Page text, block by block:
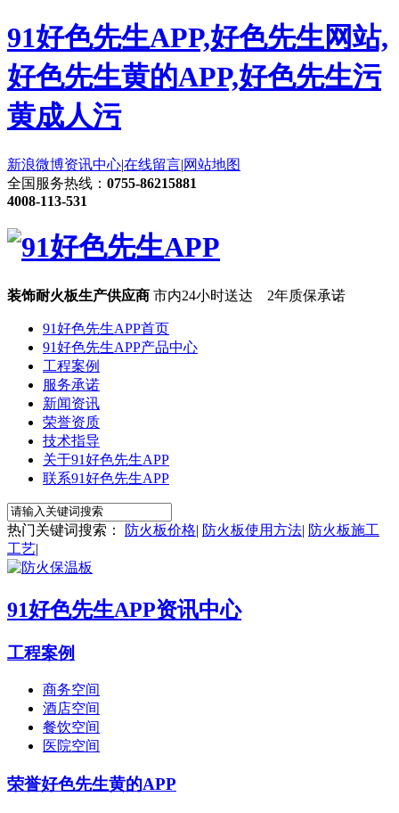
91好色先生APP,好色先生网站,
好色先生黄的APP,好色先生污
黄成人污
新浪微博资讯中心|在线留言|网站地图
全国服务热线： 0755-86215881
4008-113-531
装饰耐火板生产供应商 市内24小时送达 2年质保承诺
91好色先生APP首页
91好色先生APP产品中心
工程案例
服务承诺
新闻资讯
荣誉资质
技术指导
关于91好色先生APP
联系91好色先生APP
热门关键词搜索： 防火板价格| 防火板使用方法| 防火板施工
工艺|
91好色先生APP资讯中心
工程案例
商务空间
酒店空间
餐饮空间
医院空间
荣誉好色先生黄的APP